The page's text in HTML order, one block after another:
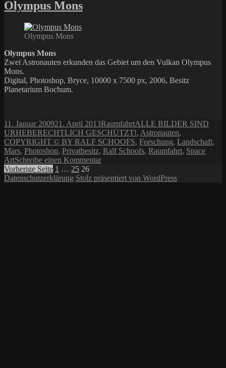
Olympus Mons
Olympus Mons
Olympus Mons
Zwei Astronauten erkunden das Gebiet um den Vulkan Olympus
Mons.
Digital, Photoshop, Bryce, 10000 x 7500 px, 2006, Besitz
Planetarium Bochum.
Veröffentlicht
am
11. Januar 200921. April 2013Kategorien
RaumfahrtSchlagwörter
ALLE BILDER SIND
URHEBERECHTLICH GESCHÜTZT!, Astronauten,
COPYRIGHT © BY RALF SCHOOFS, Forschung, Landschaft,
Mars, Photoshop, Privatbesitz, Ralf Schoofs, Raumfahrt, Space
ArtSchreibe einen Kommentarzu
Mons
Seitennummerierung
der
Vorherige Seite Seite
1 … Seite
25 Seite
26
Datenschutzerklärung Stolz präsentiert von WordPress